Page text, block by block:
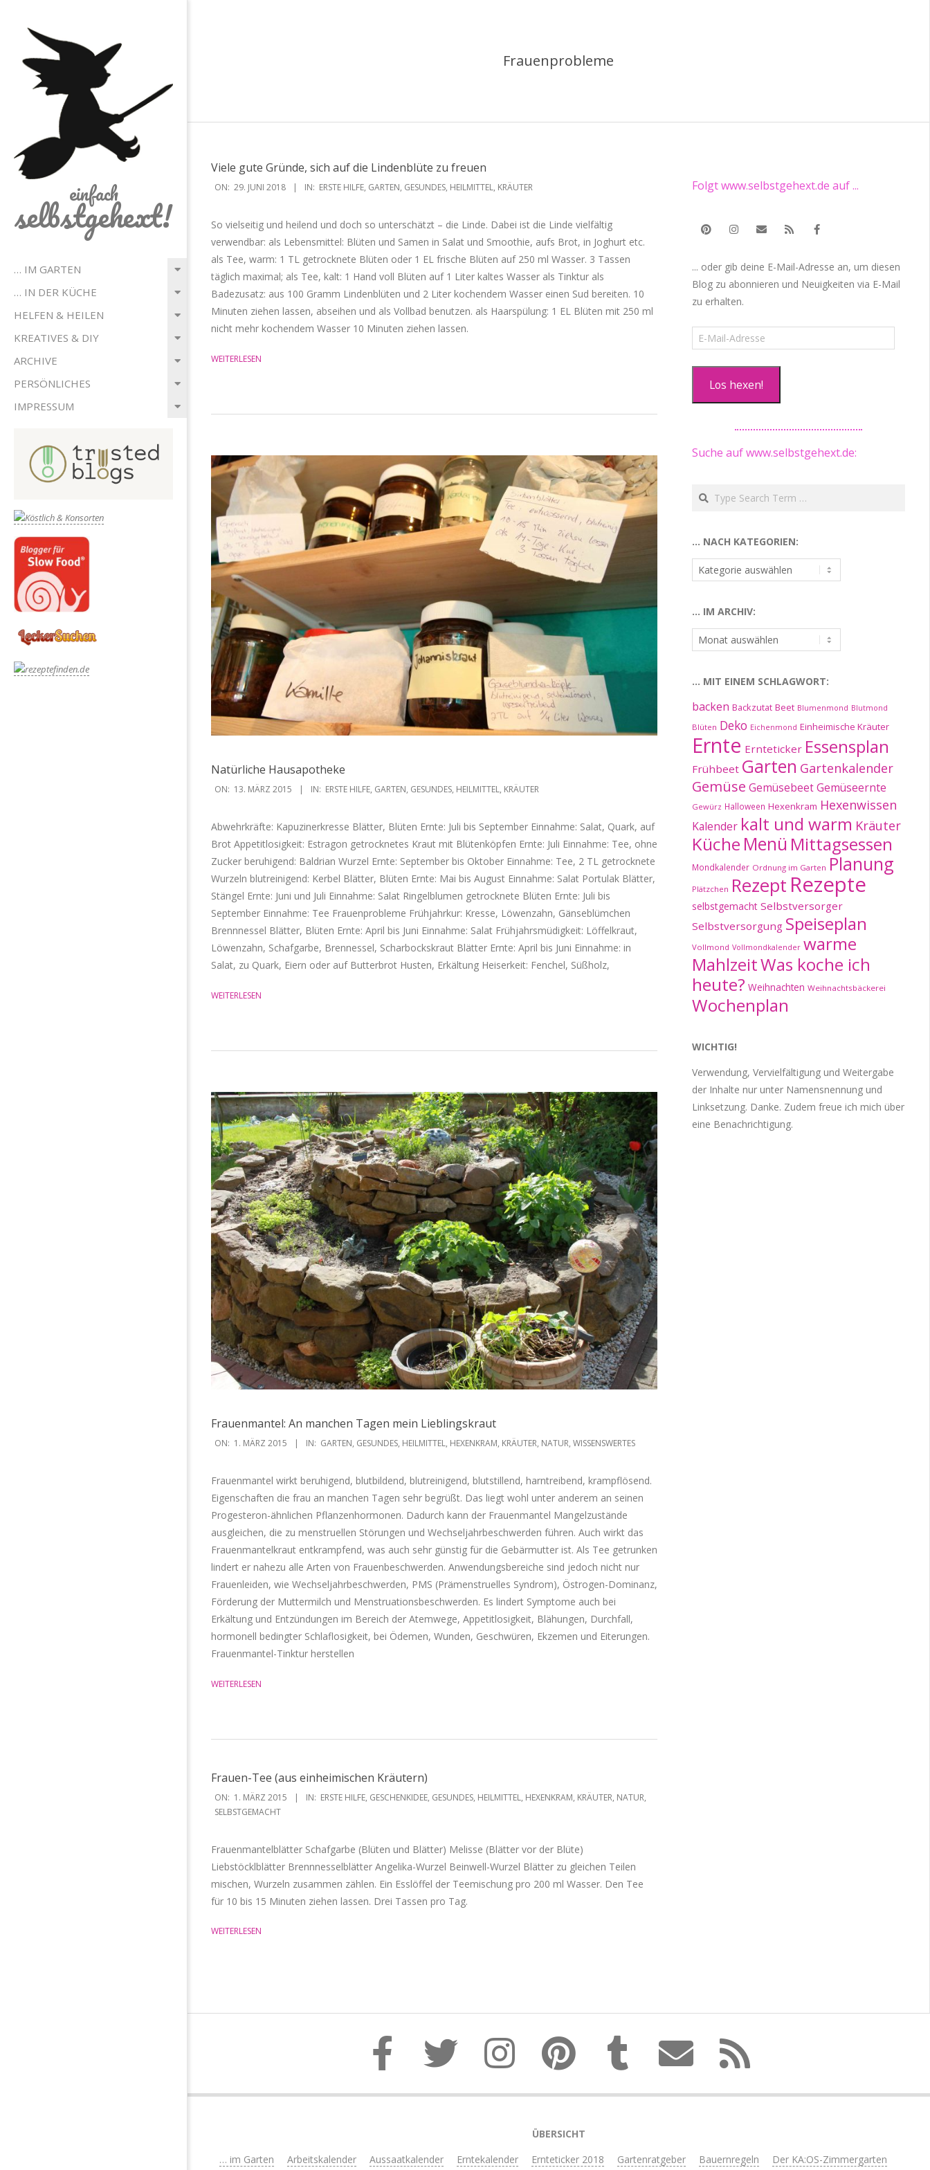
einfach
selbstgehext!
Primary
… IM GARTEN
… IN DER KÜCHE
HELFEN & HEILEN
KREATIVES & DIY
ARCHIVE
PERSÖNLICHES
IMPRESSUM
Frauenprobleme
Viele gute Gründe, sich auf die Lindenblüte zu freuen
2018-
ON: 29. JUNI 2018 IN: ERSTE HILFE, GARTEN, GESUNDES, HEILMITTEL, KRÄUTER
So vielseitig und heilend und doch so unterschätzt – die Linde. Dabei ist die Linde vielfältig
verwendbar: als Lebensmittel: Blüten und Samen in Salat und Smoothie, aufs Brot, in Joghurt etc.
als Tee, warm: 1 TL getrocknete Blüten oder 1 EL frische Blüten auf 250 ml Wasser. 3 Tassen
täglich maximal; als Tee, kalt: 1 Hand voll Blüten auf 1 Liter kaltes Wasser als Tinktur als
Badezusatz: aus 100 Gramm Lindenblüten und 2 Liter kochendem Wasser einen Sud bereiten. 10
Minuten ziehen lassen, abseihen und als Vollbad benutzen. als Haarspülung: 1 EL Blüten mit 250 ml
nicht mehr kochendem Wasser 10 Minuten ziehen lassen.
WEITERLESEN
Natürliche Hausapotheke
2015-
13
ON: 13. MÄRZ 2015 IN: ERSTE HILFE, GARTEN, GESUNDES, HEILMITTEL, KRÄUTER
Abwehrkräfte: Kapuzinerkresse Blätter, Blüten Ernte: Juli bis September Einnahme: Salat, Quark, auf
Brot Appetitlosigkeit: Estragon getrocknetes Kraut mit Blütenköpfen Ernte: Juli Einnahme: Tee, ohne
Zucker beruhigend: Baldrian Wurzel Ernte: September bis Oktober Einnahme: Tee, 2 TL getrocknete
Wurzeln blutreinigend: Kerbel Blätter, Blüten Ernte: Mai bis August Einnahme: Salat Portulak Blätter,
Stängel Ernte: Juni und Juli Einnahme: Salat Ringelblumen getrocknete Blüten Ernte: Juli bis
September Einnahme: Tee Frauenprobleme Frühjahrkur: Kresse, Löwenzahn, Gänseblümchen
Brennnessel Blätter, Blüten Ernte: April bis Juni Einnahme: Salat Frühjahrsmüdigkeit: Löffelkraut,
Löwenzahn, Schafgarbe, Brennessel, Scharbockskraut Blätter Ernte: April bis Juni Einnahme: in
Salat, zu Quark, Eiern oder auf Butterbrot Husten, Erkältung Heiserkeit: Fenchel, Süßholz,
WEITERLESEN
Frauenmantel: An manchen Tagen mein Lieblingskraut
2015-
ON: 1. MÄRZ 2015 IN: GARTEN, GESUNDES, HEILMITTEL, HEXENKRAM, KRÄUTER, NATUR, WISSENSWERTES
Frauenmantel wirkt beruhigend, blutbildend, blutreinigend, blutstillend, harntreibend, krampflösend.
Eigenschaften die frau an manchen Tagen sehr begrüßt. Das liegt wohl unter anderem an seinen
Progesteron-ähnlichen Pflanzenhormonen. Dadurch kann der Frauenmantel Mangelzustände
ausgleichen, die zu menstruellen Störungen und Wechseljahrbeschwerden führen. Auch wirkt das
Frauenmantelkraut entkrampfend, was auch sehr günstig für die Gebärmutter ist. Als Tee getrunken
lindert er nahezu alle Arten von Frauenbeschwerden. Anwendungsbereiche sind jedoch nicht nur
Frauenleiden, wie Wechseljahrbeschwerden, PMS (Prämenstruelles Syndrom), Östrogen-Dominanz,
Förderung der Muttermilch und Menstruationsbeschwerden. Es lindert Symptome auch bei
Erkältung und Entzündungen im Bereich der Atemwege, Appetitlosigkeit, Blähungen, Durchfall,
hormonell bedingter Schlaflosigkeit, bei Ödemen, Wunden, Geschwüren, Ekzemen und Eiterungen.
Frauenmantel-Tinktur herstellen
WEITERLESEN
Frauen-Tee (aus einheimischen Kräutern)
2015-
03-
ON: 1. MÄRZ 2015 IN: ERSTE HILFE, GESCHENKIDEE, GESUNDES, HEILMITTEL, HEXENKRAM, KRÄUTER, NATUR,
SELBSTGEMACHT
Frauenmantelblätter Schafgarbe (Blüten und Blätter) Melisse (Blätter vor der Blüte)
Liebstöcklblätter Brennnesselblätter Angelika-Wurzel Beinwell-Wurzel Blätter zu gleichen Teilen
mischen, Wurzeln zusammen zählen. Ein Esslöffel der Teemischung pro 200 ml Wasser. Den Tee
für 10 bis 15 Minuten ziehen lassen. Drei Tassen pro Tag.
WEITERLESEN
Folgt www.selbstgehext.de auf ...
... oder gib deine E-Mail-Adresse an, um diesen
Blog zu abonnieren und Neuigkeiten via E-Mail
zu erhalten.
E-
Mail-
Los hexen!
Suche auf www.selbstgehext.de:
Search
… NACH KATEGORIEN:
…
nach
… IM ARCHIV:
…
im
… MIT EINEM SCHLAGWORT:
backen Backzutat Beet Blumenmond Blutmond
Blüten Deko Eichenmond Einheimische Kräuter
Ernte Ernteticker Essensplan
Frühbeet Garten Gartenkalender
Gemüse Gemüsebeet Gemüseernte
Gewürz Halloween Hexenkram Hexenwissen
Kalender kalt und warm Kräuter
Küche Menü Mittagsessen
Mondkalender Ordnung im Garten Planung
Plätzchen Rezept Rezepte
selbstgemacht Selbstversorger
Selbstversorgung Speiseplan
Vollmond Vollmondkalender warme
MahlzeitWas koche ich
heute? Weihnachten Weihnachtsbäckerei
Wochenplan
WICHTIG!
Verwendung, Vervielfältigung und Weitergabe
der Inhalte nur unter Namensnennung und
Linksetzung. Danke. Zudem freue ich mich über
eine Benachrichtigung.
ÜBERSICHT
… im Garten
Arbeitskalender Aussaatkalender Erntekalender Ernteticker 2018 Gartenratgeber Bauernregeln Der KA:OS-Zimmergarten